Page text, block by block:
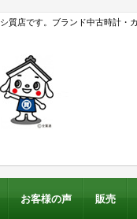
質店です。ブランド中古時計・
お客様の声 販売